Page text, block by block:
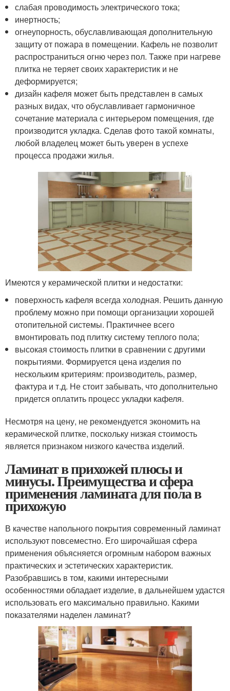
слабая проводимость электрического тока;
инертность;
огнеупорность, обуславливающая дополнительную
защиту от пожара в помещении. Кафель не позволит
распространиться огню через пол. Также при нагреве
плитка не теряет своих характеристик и не
деформируется;
дизайн кафеля может быть представлен в самых
разных видах, что обуславливает гармоничное
сочетание материала с интерьером помещения, где
производится укладка. Сделав фото такой комнаты,
любой владелец может быть уверен в успехе
процесса продажи жилья.
Имеются у керамической плитки и недостатки:
поверхность кафеля всегда холодная. Решить данную
проблему можно при помощи организации хорошей
отопительной системы. Практичнее всего
вмонтировать под плитку систему теплого пола;
высокая стоимость плитки в сравнении с другими
покрытиями. Формируется цена изделия по
нескольким критериям: производитель, размер,
фактура и т.д. Не стоит забывать, что дополнительно
придется оплатить процесс укладки кафеля.
Несмотря на цену, не рекомендуется экономить на
керамической плитке, поскольку низкая стоимость
является признаком низкого качества изделий.
Ламинат в прихожей плюсы и
минусы. Преимущества и сфера
применения ламината для пола в
прихожую
В качестве напольного покрытия современный ламинат
используют повсеместно. Его широчайшая сфера
применения объясняется огромным набором важных
практических и эстетических характеристик.
Разобравшись в том, какими интересными
особенностями обладает изделие, в дальнейшем удастся
использовать его максимально правильно. Какими
показателями наделен ламинат?